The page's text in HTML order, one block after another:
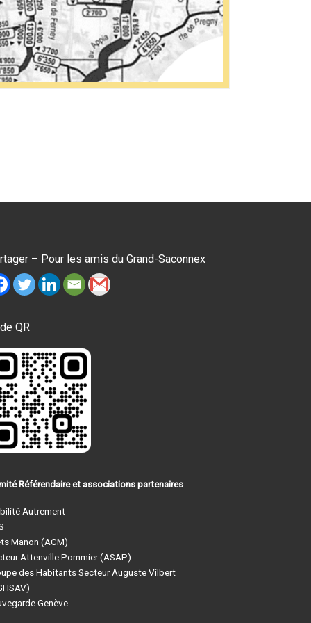
– Pour les amis du Grand-Saconnex
QR
Référendaire et associations partenaires :
Autrement
Manon (ACM)
Attenville Pommier (ASAP)
des Habitants Secteur Auguste Vilbert
Genève